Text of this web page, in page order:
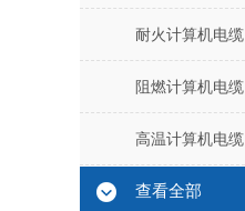
耐火计算机电缆
阻燃计算机电缆
高温计算机电缆
查看全部